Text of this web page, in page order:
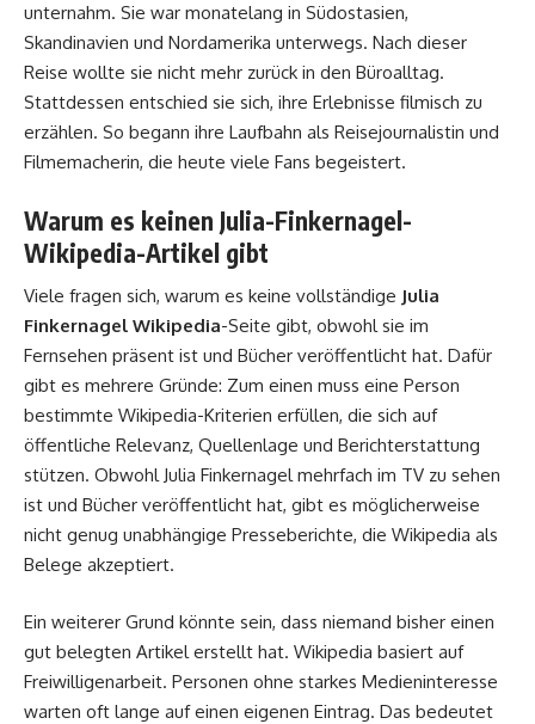
unternahm. Sie war monatelang in Südostasien,
Skandinavien und Nordamerika unterwegs. Nach dieser
Reise wollte sie nicht mehr zurück in den Büroalltag.
Stattdessen entschied sie sich, ihre Erlebnisse filmisch zu
erzählen. So begann ihre Laufbahn als Reisejournalistin und
Filmemacherin, die heute viele Fans begeistert.
Warum es keinen Julia-Finkernagel-
Wikipedia-Artikel gibt
Viele fragen sich, warum es keine vollständige Julia
Finkernagel Wikipedia-Seite gibt, obwohl sie im
Fernsehen präsent ist und Bücher veröffentlicht hat. Dafür
gibt es mehrere Gründe: Zum einen muss eine Person
bestimmte Wikipedia-Kriterien erfüllen, die sich auf
öffentliche Relevanz, Quellenlage und Berichterstattung
stützen. Obwohl Julia Finkernagel mehrfach im TV zu sehen
ist und Bücher veröffentlicht hat, gibt es möglicherweise
nicht genug unabhängige Presseberichte, die Wikipedia als
Belege akzeptiert.
Ein weiterer Grund könnte sein, dass niemand bisher einen
gut belegten Artikel erstellt hat. Wikipedia basiert auf
Freiwilligenarbeit. Personen ohne starkes Medieninteresse
warten oft lange auf einen eigenen Eintrag. Das bedeutet